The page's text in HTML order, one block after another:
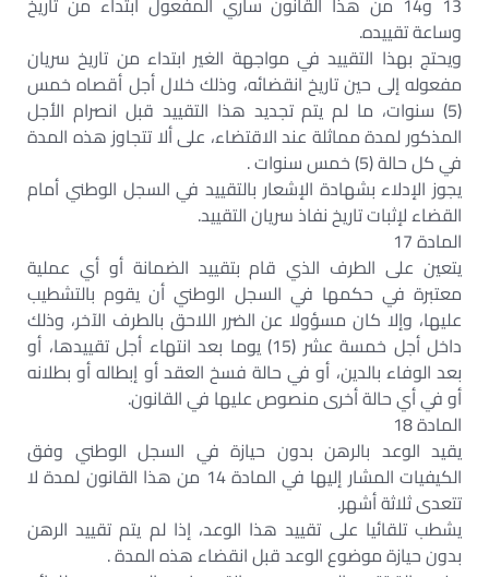
وساعة تقييده.
ويحتج بهذا التقييد في مواجهة الغير ابتداء من تاريخ سريان
مفعوله إلى حين تاريخ انقضائه، وذلك خلال أجل أقصاه خمس
(5) سنوات، ما لم يتم تجديد هذا التقييد قبل انصرام الأجل
المذكور لمدة مماثلة عند الاقتضاء، على ألا تتجاوز هذه المدة
في كل حالة (5) خمس سنوات .
يجوز الإدلاء بشهادة الإشعار بالتقييد في السجل الوطني أمام
القضاء لإثبات تاريخ نفاذ سريان التقييد.
المادة 17
يتعين على الطرف الذي قام بتقييد الضمانة أو أي عملية
معتبرة في حكمها في السجل الوطني أن يقوم بالتشطيب
عليها، وإلا كان مسؤولا عن الضرر اللاحق بالطرف الآخر، وذلك
داخل أجل خمسة عشر (15) يوما بعد انتهاء أجل تقييدها، أو
بعد الوفاء بالدين، أو في حالة فسخ العقد أو إبطاله أو بطلانه
أو في أي حالة أخرى منصوص عليها في القانون.
المادة 18
يقيد الوعد بالرهن بدون حيازة في السجل الوطني وفق
الكيفيات المشار إليها في المادة 14 من هذا القانون لمدة لا
تتعدى ثلاثة أشهر.
يشطب تلقائيا على تقييد هذا الوعد، إذا لم يتم تقييد الرهن
بدون حيازة موضوع الوعد قبل انقضاء هذه المدة .